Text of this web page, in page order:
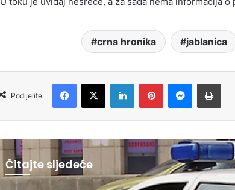
crna hronika jablanica
Podijelite
Čitajte sljedeće